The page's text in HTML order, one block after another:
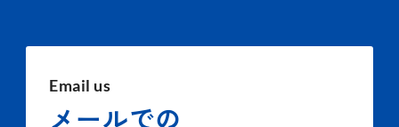
Email us
メールでの